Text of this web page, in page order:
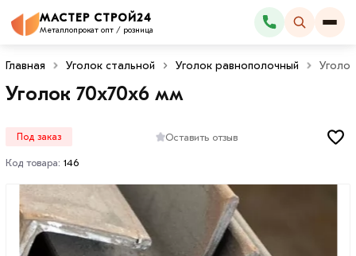
МАСТЕР СТРОЙ24
Металлопрокат опт / розница
Каталог
Главная Уголок стальной Уголок равнополочный
Уголок 70х70х6 мм
Под заказ Оставить отзыв
Код товара: 146